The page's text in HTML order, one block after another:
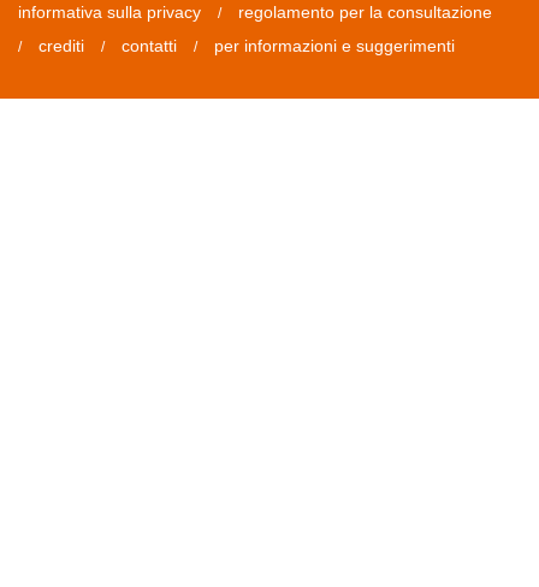
informativa sulla privacy / regolamento per la consultazione
/ crediti / contatti / per informazioni e suggerimenti